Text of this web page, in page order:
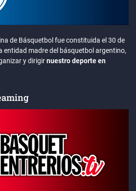
de Básquetbol fue constituida el 30 de
entidad madre del básquetbol argentino,
y dirigirnuestro deporte en